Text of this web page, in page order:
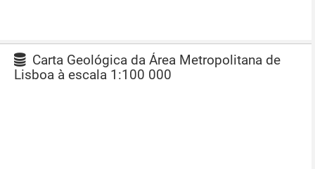
Carta Geológica da Área Metropolitana de
Lisboa à escala 1:100 000